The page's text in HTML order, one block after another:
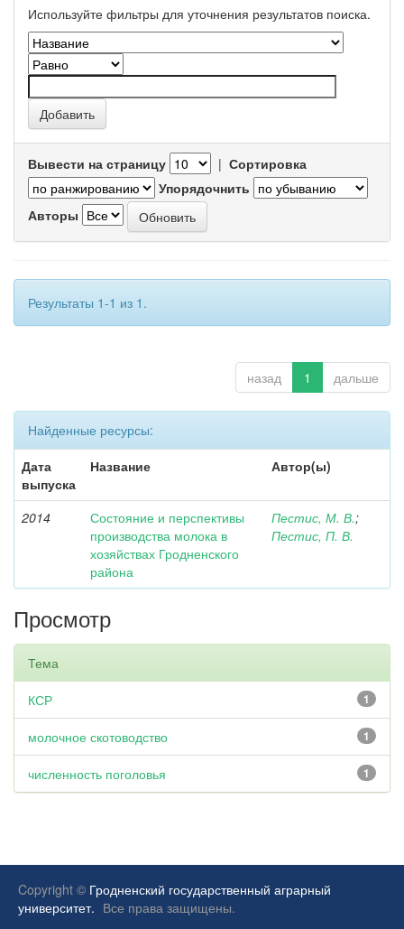
Используйте фильтры для уточнения результатов поиска.
Вывести на страницу | Сортировка
Упорядочнить
Авторы
Результаты 1-1 из 1.
назад 1 дальше
Найденные ресурсы:
Дата
выпуска
Название Автор(ы)
2014
Состояние и перспективы
производства молока в
хозяйствах Гродненского
района
Пестис, М. В.;
Пестис, П. В.
Просмотр
Тема
1
КСР
1
молочное скотоводство
1
численность поголовья
Copyright © Гродненский государственный аграрный
университет. Все права защищены.